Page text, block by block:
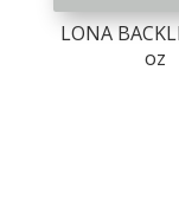
LONA
oz